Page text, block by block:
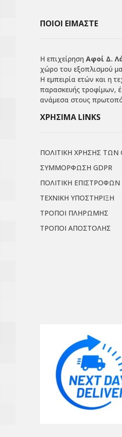
ΠΟΙΟΙ ΕΙΜΑΣΤΕ
Η επιχείρηση Αφοί Δ.
χώρο του εξοπλισμού
Η εμπειρία ετών και η
παρασκευής τροφίμων,
ανάμεσα στους
ΧΡΗΣΙΜΑ LINKS
ΠΟΛΙΤΙΚΗ ΧΡΗΣΗΣ ΤΩΝ
ΣΥΜΜΟΡΦΩΣΗ GDPR
ΠΟΛΙΤΙΚΗ ΕΠΙΣΤΡΟΦΩΝ
ΤΕΧΝΙΚΗ ΥΠΟΣΤΗΡΙΞΗ
ΤΡΟΠΟΙ ΠΛΗΡΩΜΗΣ
ΤΡΟΠΟΙ ΑΠΟΣΤΟΛΗΣ